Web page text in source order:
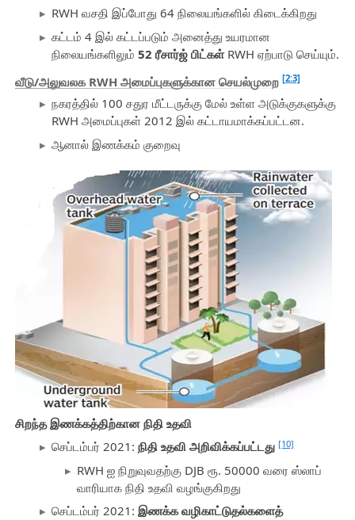
RWH வசதி இப்போது 64 நிலையங்களில் கிடைக்கிறது
கட்டம் 4 இல் கட்டப்படும் அனைத்து உயரமான
நிலையங்களிலும்52 ரீசார்ஜ் பிட்கள்RWH ஏற்பாடு செய்யும்.
வீடு/அலுவலக RWH அமைப்புகளுக்கான செயல்முறை [2:3]
நகரத்தில் 100 சதுர மீட்டருக்கு மேல் உள்ள அடுக்குகளுக்கு
RWH அமைப்புகள் 2012 இல் கட்டாயமாக்கப்பட்டன.
ஆனால் இணக்கம் குறைவு
சிறந்த இணக்கத்திற்கான நிதி உதவி
செப்டம்பர் 2021:நிதி உதவி அறிவிக்கப்பட்டது [10]
RWH ஐ நிறுவுவதற்கு DJB ரூ. 50000 வரை ஸ்லாப்
வாரியாக நிதி உதவி வழங்குகிறது
செப்டம்பர் 2021:இணக்க வழிகாட்டுதல்களைத்